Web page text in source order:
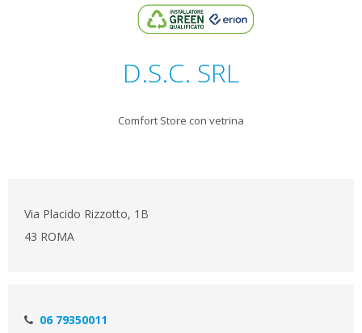
D.S.C. SRL
Comfort Store con vetrina
Via Placido Rizzotto, 1B
43 ROMA
06 79350011